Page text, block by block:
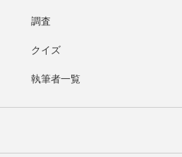
調査
クイズ
執筆者一覧